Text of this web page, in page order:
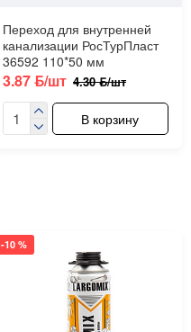
Переход для внутренней
канализации РосТурПласт
36592 110*50 мм
3.87 ƃ/шт 4.30 ƃ/шт
В корзину
-10 %